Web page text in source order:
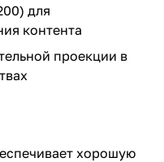
для
контента
проекции в
хорошую